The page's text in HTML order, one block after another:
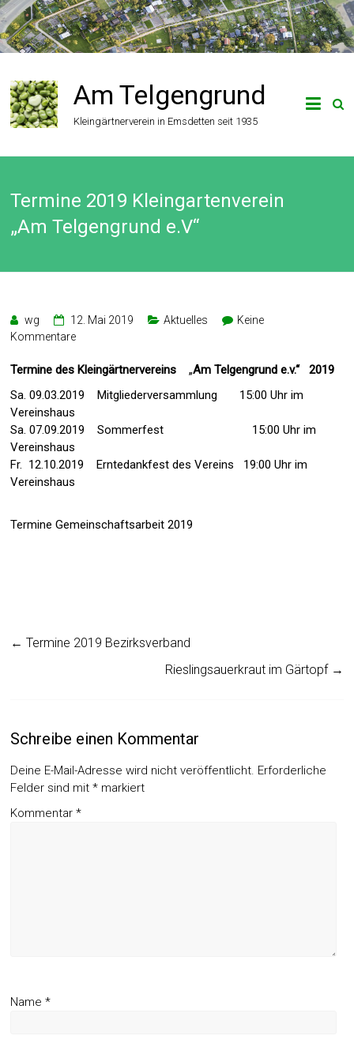
Zum
Inhalt
springen
Am Telgengrund
Kleingärtnerverein in Emsdetten seit 1935
Termine 2019 Kleingartenverein
„Am Telgengrund e.V“
wg 12. Mai 2019 Aktuelles
Keine
Kommentare
Termine des Kleingärtnervereins „Am Telgengrund e.v.“
2019
Sa. 09.03.2019
Mitgliederversammlung
15:00 Uhr im
Vereinshaus
Sa. 07.09.2019
Sommerfest 15:00 Uhr im
Vereinshaus
Fr. 12.10.2019
Erntedankfest des Vereins 19:00 Uhr im
Vereinshaus
Termine Gemeinschaftsarbeit 2019
← Termine 2019 Bezirksverband
Rieslingsauerkraut im Gärtopf →
Schreibe einen Kommentar
Deine E-Mail-Adresse wird nicht veröffentlicht. Erforderliche
Felder sind mit* markiert
Kommentar*
Name*